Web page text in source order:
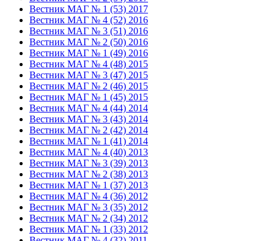
Вестник МАГ № 1 (53) 2017
Вестник МАГ № 4 (52) 2016
Вестник МАГ № 3 (51) 2016
Вестник МАГ № 2 (50) 2016
Вестник МАГ № 1 (49) 2016
Вестник МАГ № 4 (48) 2015
Вестник МАГ № 3 (47) 2015
Вестник МАГ № 2 (46) 2015
Вестник МАГ № 1 (45) 2015
Вестник МАГ № 4 (44) 2014
Вестник МАГ № 3 (43) 2014
Вестник МАГ № 2 (42) 2014
Вестник МАГ № 1 (41) 2014
Вестник МАГ № 4 (40) 2013
Вестник МАГ № 3 (39) 2013
Вестник МАГ № 2 (38) 2013
Вестник МАГ № 1 (37) 2013
Вестник МАГ № 4 (36) 2012
Вестник МАГ № 3 (35) 2012
Вестник МАГ № 2 (34) 2012
Вестник МАГ № 1 (33) 2012